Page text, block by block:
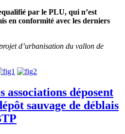
par le PLU, qui n’est
en conformité avec les derniers
d’urbanisation du vallon de
associations déposent
sauvage de déblais